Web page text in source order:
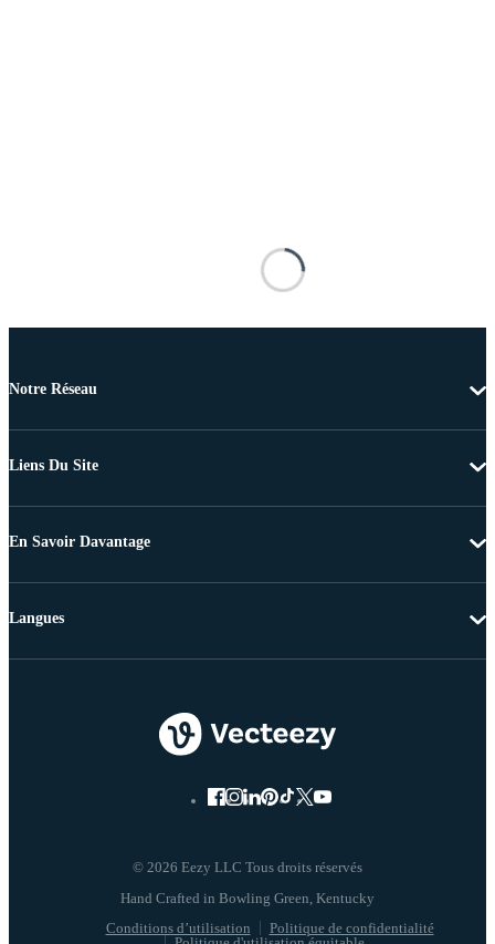
Notre Réseau
Liens Du Site
En Savoir Davantage
© 2026 Eezy LLC Tous droits réservés
Conditions d’utilisation
Politique de confidentialité
Langues